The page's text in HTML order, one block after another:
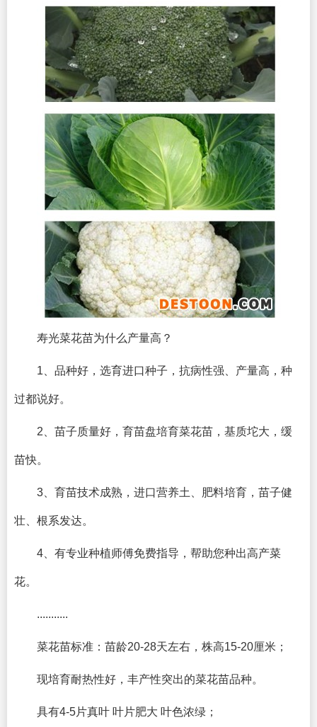
寿光菜花苗为什么产量高？
1、品种好，选育进口种子，抗病性强、产量高，种
过都说好。
2、苗子质量好，育苗盘培育菜花苗，基质坨大，缓
苗快。
3、育苗技术成熟，进口营养土、肥料培育，苗子健
壮、根系发达。
4、有专业种植师傅免费指导，帮助您种出高产菜
花。
...........
菜花苗标准：苗龄20-28天左右，株高15-20厘米；
现培育耐热性好，丰产性突出的菜花苗品种。
具有4-5片真叶 叶片肥大 叶色浓绿；